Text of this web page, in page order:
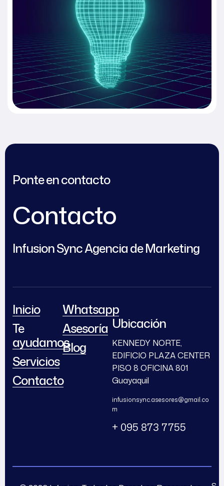
Ponte en contacto
Contacto
Infusion Sync Agencia de Marketing
Inicio
Te
ayudamos
Servicios
Contacto
Whatsapp
Asesoría
Blog
Ubicación
KENNEDY NORTE,
EDIFICIO PLAZA CENTER
PISO 8 OFICINA 801
Guayaquil
infusionsync.asesores@gmail.co
m
+ 095 873 7755